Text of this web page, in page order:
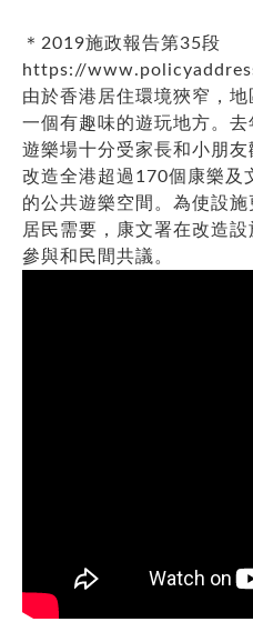
＊2019施政報告第35段
https://
由於香港居住環境狹窄，
一個有趣味的遊玩地方。
遊樂場十分受家長和小朋
改造全港超過170個康樂及
的公共遊樂空間。為使設
居民需要，康文署在改造
參與和民間共議。